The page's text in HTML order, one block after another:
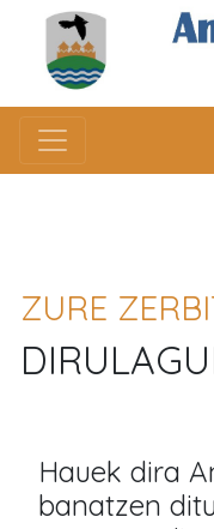
ZURE
Hauek dira
banatzen